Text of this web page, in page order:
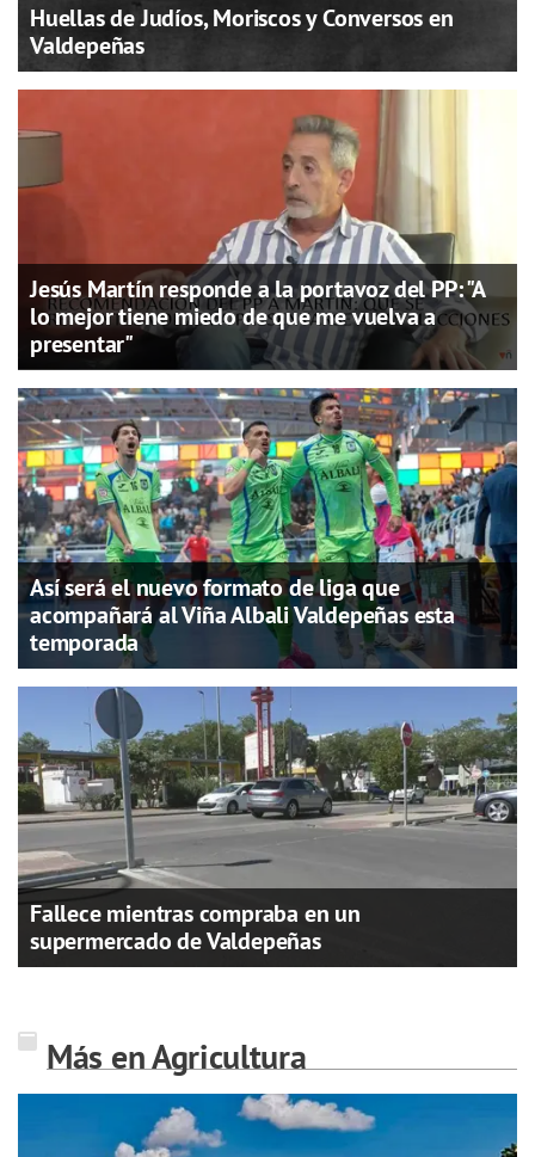
Huellas de Judíos, Moriscos y Conversos en
Valdepeñas
Jesús Martín responde a la portavoz del PP: "A
lo mejor tiene miedo de que me vuelva a
presentar"
Así será el nuevo formato de liga que
acompañará al Viña Albali Valdepeñas esta
temporada
Fallece mientras compraba en un
supermercado de Valdepeñas
Más en Agricultura